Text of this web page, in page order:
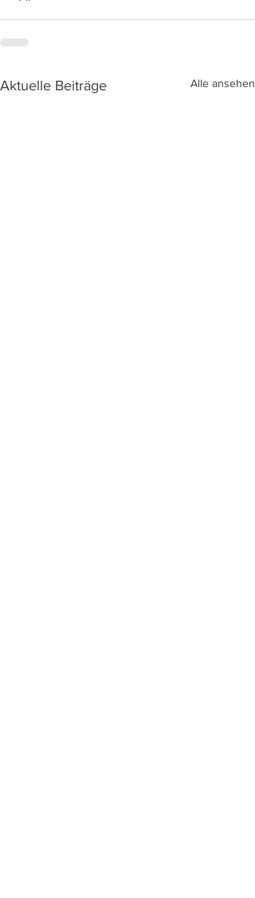
Aktuelle Beiträge Alle ansehen